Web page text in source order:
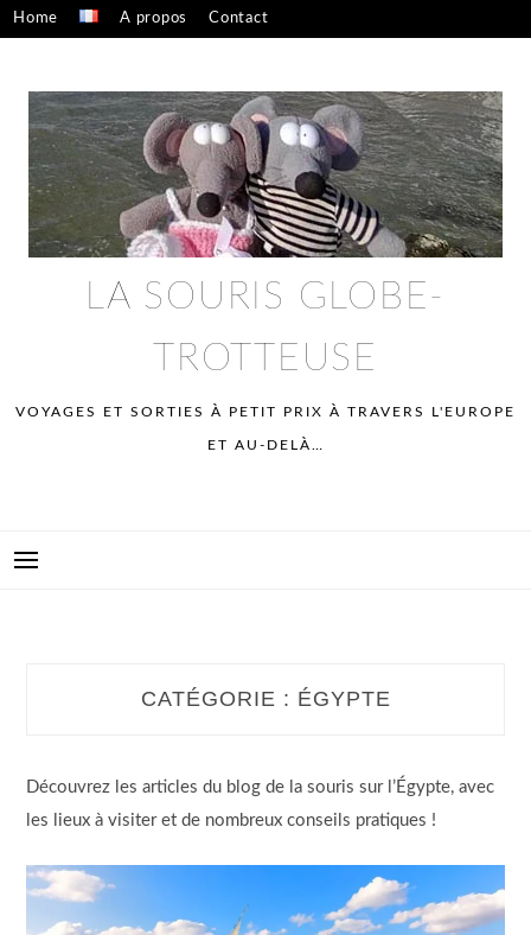
Skip
to
Home A propos Contact
LA SOURIS GLOBE-
TROTTEUSE
VOYAGES ET SORTIES À PETIT PRIX À TRAVERS L'EUROPE
ET AU-DELÀ…
CATÉGORIE : ÉGYPTE
Découvrez les articles du blog de la souris sur l’Égypte, avec
les lieux à visiter et de nombreux conseils pratiques !